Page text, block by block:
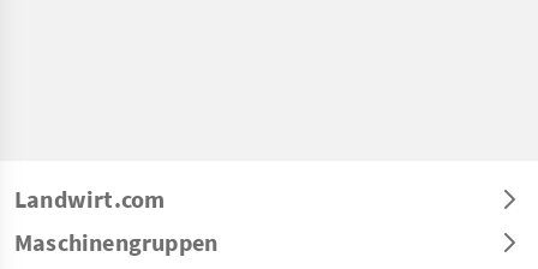
Landwirt.com
Maschinengruppen